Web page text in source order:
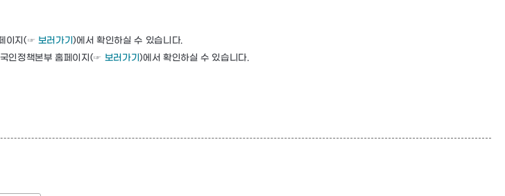
이지(☞ 보러가기 )에서 확인하실 수 있습니다.
인정책본부 홈페이지(☞ 보러가기 )에서 확인하실 수 있습니다.